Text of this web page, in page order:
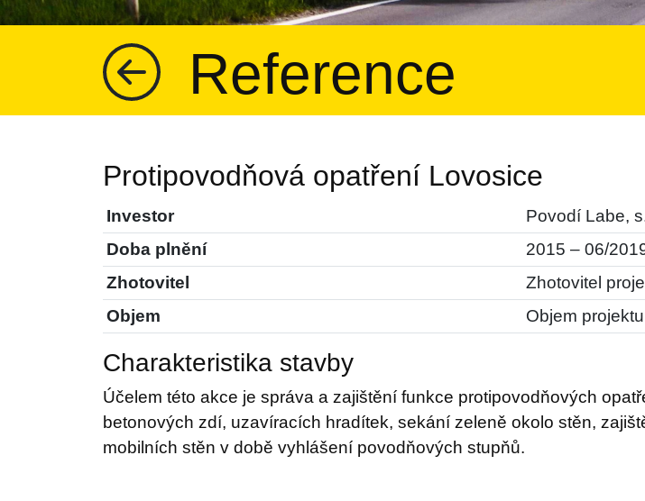
Reference
Protipovodňová opatření Lovosice
Investor
Povodí Labe,
Doba plnění
2015 – 06/
Zhotovitel
Zhotovitel
Objem
Objem projektu
Charakteristika stavby
Účelem této akce je správa a zajištění funkce protipovodňových
betonových zdí, uzavíracích hradítek, sekání zeleně okolo stěn,
mobilních stěn v době vyhlášení povodňových stupňů.